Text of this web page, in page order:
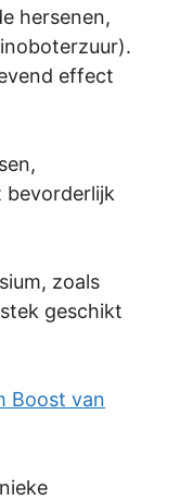
hersenen,
effect
bevorderlijk
zoals
geschikt
Boost van